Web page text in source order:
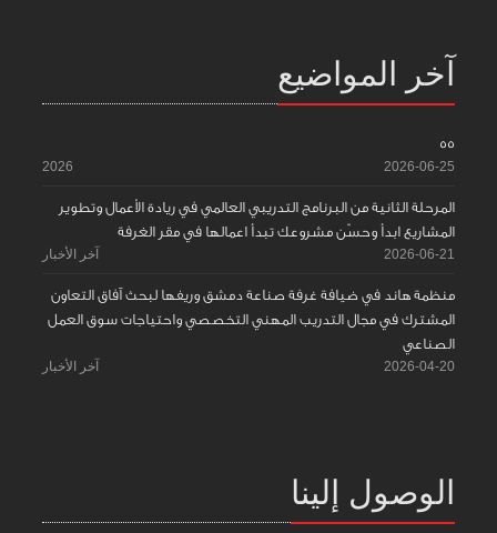
آخر المواضيع
55
2026-06-25
2026
المرحلة الثانية من البرنامج التدريبي العالمي في ريادة الأعمال وتطوير
المشاريع ابدأ وحسّن مشروعك تبدأ اعمالها في مقر الغرفة
2026-06-21 آخر الأخبار
منظمة هاند في ضيافة غرفة صناعة دمشق وريفها لبحث آفاق التعاون
المشترك في مجال التدريب المهني التخصصي واحتياجات سوق العمل
الصناعي
2026-04-20 آخر الأخبار
الوصول إلينا